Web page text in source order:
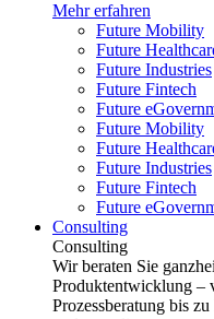
Mehr erfahren
Future Mobility
Future
Future Industries
Future Fintech
Future
Future Mobility
Future
Future Industries
Future Fintech
Future
Consulting
Consulting
Wir beraten Sie
Produktentwicklung –
Prozessberatung bis